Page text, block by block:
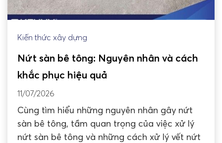
Kiến thức xây dựng
Nứt sàn bê tông: Nguyên nhân và cách
khắc phục hiệu quả
11/07/2026
Cùng tìm hiểu những nguyên nhân gây nứt
sàn bê tông, tầm quan trọng của việc xử lý
nứt sàn bê tông và những cách xử lý vết nứt